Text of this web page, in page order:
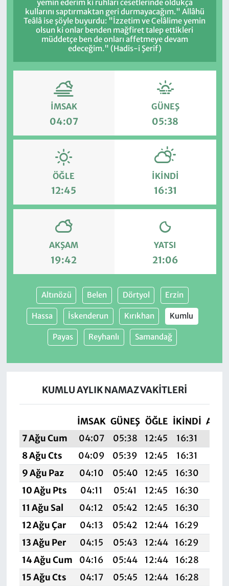
yemin ederim ki ruhları cesetlerinde oldukça
kullarını saptırmaktan geri durmayacağım." Allâhü
Teâlâ ise şöyle buyurdu: "İzzetim ve Celâlime yemin
olsun ki onlar benden mağfiret talep ettikleri
müddetçe ben de onları affetmeye devam
edeceğim." (Hadis-i Şerif)
İMSAK
04:07
GÜNEŞ
05:38
ÖĞLE
12:45
İKINDI
16:31
AKŞAM
19:42
YATSI
21:06
Altınözü Belen Dörtyol Erzin
Hassa İskenderun Kırıkhan Kumlu
Payas Reyhanlı Samandağ
KUMLU AYLIK NAMAZ VAKITLERI
İMSAK GÜNEŞ ÖĞLE İKINDI
7 Ağu Cum
04:07 05:38 12:45 16:31
8 Ağu Cts
04:09 05:39 12:45 16:31
9 Ağu Paz
04:10 05:40 12:45 16:30
10 Ağu Pts
04:11 05:41 12:45 16:30
11 Ağu Sal
04:12 05:42 12:45 16:30
12 Ağu Çar
04:13 05:42 12:44 16:29
13 Ağu Per
04:15 05:43 12:44 16:29
14 Ağu Cum
04:16 05:44 12:44 16:28
15 Ağu Cts
04:17 05:45 12:44 16:28